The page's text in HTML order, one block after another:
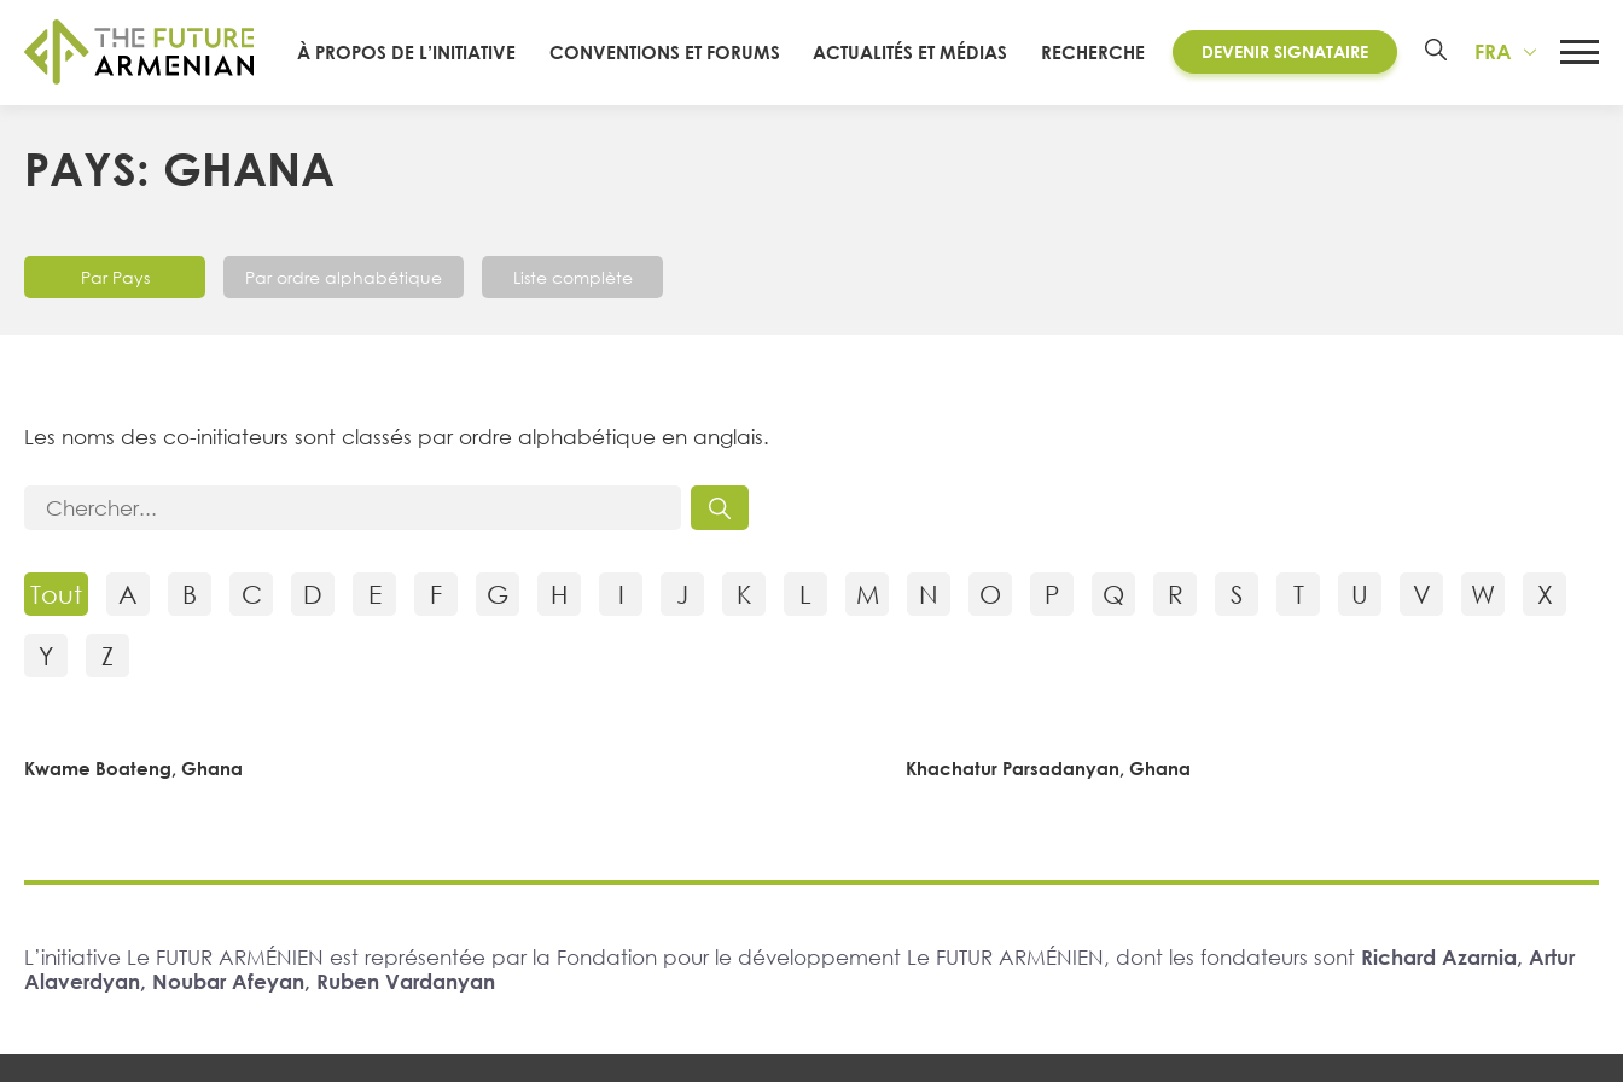
À PROPOS DE L’INITIATIVE CONVENTIONS ET FORUMS ACTUALITÉS ET MÉDIAS RECHERCHE DEVENIR SIGNATAIRE FRA
PAYS: GHANA
Par Pays Par ordre alphabétique Liste complète
Les noms des co-initiateurs sont classés par ordre alphabétique en anglais.
Tout A B C D E F G H I J K L M N O P Q R S T U V W
X
Y
Z
Kwame Boateng, Ghana Khachatur Parsadanyan, Ghana
L’initiative Le FUTUR ARMÉNIEN est représentée par la Fondation pour le développement Le FUTUR ARMÉNIEN, dont les fondateurs sont Richard Azarnia, Artur
Alaverdyan, Noubar Afeyan, Ruben Vardanyan